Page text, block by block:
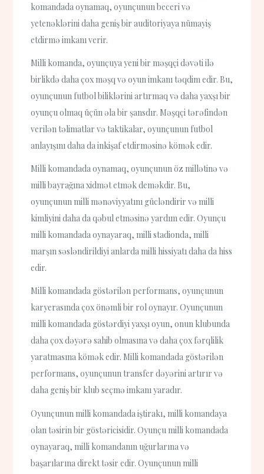
komandada oynamaq, oyunçunun beceri və
yetenəklərini daha geniş bir auditoriyaya nümayiş
etdirmə imkanı verir.
Milli komanda, oyunçuya yeni bir məşqçi dəvəti ilə
birlikdə daha çox məşq və oyun imkanı təqdim edir. Bu,
oyunçunun futbol biliklərini artırmaq və daha yaxşı bir
oyunçu olmaq üçün əla bir şansdır. Məşqçi tərəfindən
verilən təlimatlar və taktikalar, oyunçunun futbol
anlayışını daha da inkişaf etdirməsinə kömək edir.
Milli komandada oynamaq, oyunçunun öz millətinə və
milli bayrağına xidmət etmək deməkdir. Bu,
oyunçunun milli mənəviyyatını gücləndirir və milli
kimliyini daha da qəbul etməsinə yardım edir. Oyunçu
milli komandada oynayaraq, milli stadionda, milli
marşın səsləndirildiyi anlarda milli hissiyatı daha da hiss
edir.
Milli komandada göstərilən performans, oyunçunun
karyerasında çox önəmli bir rol oynayır. Oyunçunun
milli komandada göstərdiyi yaxşı oyun, onun klubunda
daha çox dəyərə sahib olmasına və daha çox fərqlilik
yaratmasına kömək edir. Milli komandada göstərilən
performans, oyunçunun transfer dəyərini artırır və
daha geniş bir klub seçmə imkanı yaradır.
Oyunçunun milli komandada iştirakı, milli komandaya
olan təsirin bir göstəricisidir. Oyunçu milli komandada
oynayaraq, milli komandanın uğurlarına və
başarılarına direkt təsir edir. Oyunçunun milli